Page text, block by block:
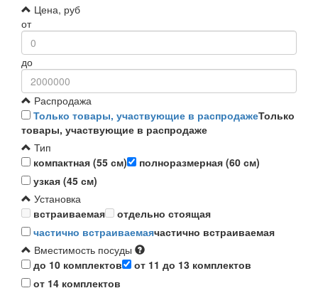
Цена, руб
от
до
Распродажа
Только товары, участвующие в распродажеТолько
товары, участвующие в распродаже
Тип
компактная (55 см)
полноразмерная (60 см)
узкая (45 см)
Установка
встраиваемая
отдельно стоящая
частично встраиваемаячастично встраиваемая
Вместимость посуды
до 10 комплектов
от 11 до 13 комплектов
от 14 комплектов